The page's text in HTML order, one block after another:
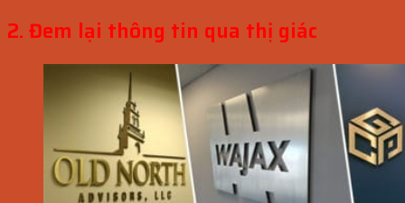
2. Đem lại thông tin qua thị giác